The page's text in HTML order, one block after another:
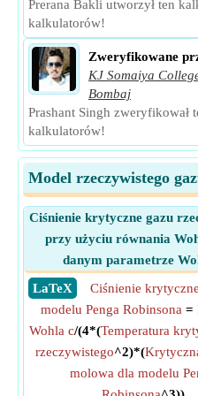
Prerana Bakli utworzył ten
kalkulatorów!
Zweryfikowane
KJ Somaiya
Bombaj
Prashant Singh zweryfikował
kalkulatorów!
Model rzeczywistego
Ciśnienie krytyczne gazu
przy użyciu równania
danym parametrze
​ LaTeX
Ciśnienie
modelu Penga Robinsona =
Wohla c/(4*(Temperatura
rzeczywistego^2)*(
molowa dla modelu